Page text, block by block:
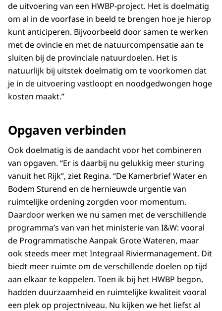
de uitvoering van een HWBP-project. Het is doelmatig
om al in de voorfase in beeld te brengen hoe je hierop
kunt anticiperen. Bijvoorbeeld door samen te werken
met de ovincie en met de natuurcompensatie aan te
sluiten bij de provinciale natuurdoelen. Het is
natuurlijk bij uitstek doelmatig om te voorkomen dat
je in de uitvoering vastloopt en noodgedwongen hoge
kosten maakt.”
Opgaven verbinden
Ook doelmatig is de aandacht voor het combineren
van opgaven. “Er is daarbij nu gelukkig meer sturing
vanuit het Rijk”, ziet Regina. “De Kamerbrief Water en
Bodem Sturend en de hernieuwde urgentie van
ruimtelijke ordening zorgden voor momentum.
Daardoor werken we nu samen met de verschillende
programma’s van van het ministerie van I&W: vooral
de Programmatische Aanpak Grote Wateren, maar
ook steeds meer met Integraal Riviermanagement. Dit
biedt meer ruimte om de verschillende doelen op tijd
aan elkaar te koppelen. Toen ik bij het HWBP begon,
hadden duurzaamheid en ruimtelijke kwaliteit vooral
een plek op projectniveau. Nu kijken we het liefst al